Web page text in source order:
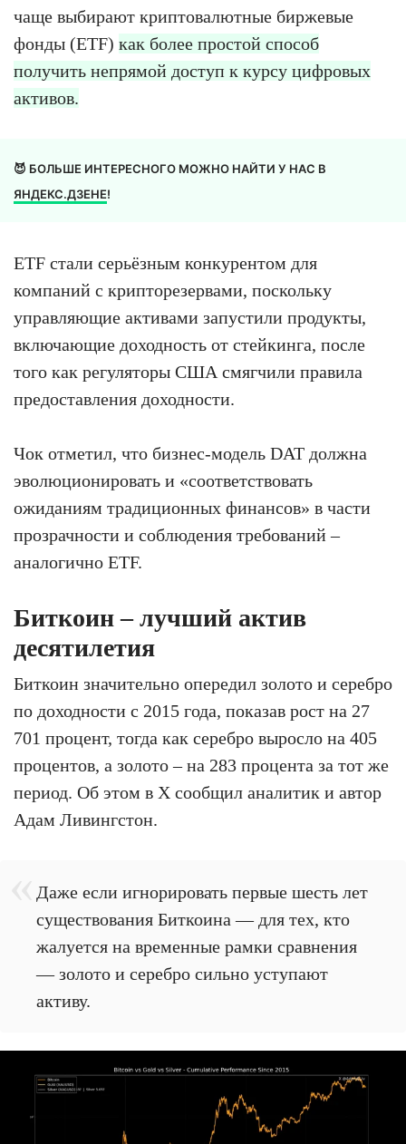
чаще выбирают криптовалютные биржевые
фонды (ETF) как более простой способ
получить непрямой доступ к курсу цифровых
активов.
😈 БОЛЬШЕ ИНТЕРЕСНОГО МОЖНО НАЙТИ У НАС В
ЯНДЕКС.ДЗЕНЕ!
ETF стали серьёзным конкурентом для
компаний с крипторезервами, поскольку
управляющие активами запустили продукты,
включающие доходность от стейкинга, после
того как регуляторы США смягчили правила
предоставления доходности.
Чок отметил, что бизнес-модель DAT должна
эволюционировать и «соответствовать
ожиданиям традиционных финансов» в части
прозрачности и соблюдения требований –
аналогично ETF.
Биткоин – лучший актив
десятилетия
Биткоин значительно опередил золото и серебро
по доходности с 2015 года, показав рост на 27
701 процент, тогда как серебро выросло на 405
процентов, а золото – на 283 процента за тот же
период. Об этом в X сообщил аналитик и автор
Адам Ливингстон.
Даже если игнорировать первые шесть лет
существования Биткоина — для тех, кто
жалуется на временные рамки сравнения
— золото и серебро сильно уступают
активу.